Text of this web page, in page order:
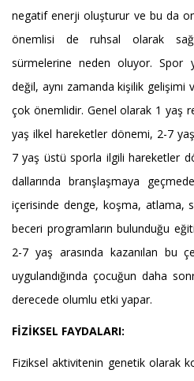
negatif enerji oluşturur ve bu da
önemlisi de ruhsal olarak
sürmelerine neden oluyor. Spor
değil, aynı zamanda kişilik gelişimi
çok önemlidir. Genel olarak 1 yaş
yaş ilkel hareketler dönemi, 2-7
7 yaş üstü sporla ilgili hareketler
dallarında branşlaşmaya
içerisinde denge, koşma, atlama,
beceri programların bulunduğu
2-7 yaş arasında kazanılan bu
uygulandığında çocuğun daha
derecede olumlu etki yapar.
FİZİKSEL FAYDALARI:
Fiziksel aktivitenin genetik olarak